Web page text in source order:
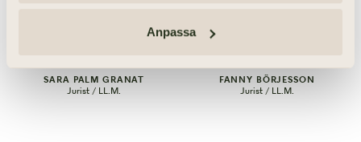
Anpassa
SARA PALM GRANAT
Jurist / LL.M.
FANNY BÖRJESSON
Jurist / LL.M.